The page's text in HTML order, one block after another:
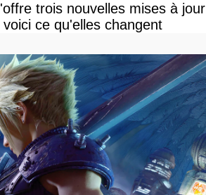
trois nouvelles mises à jour
ce qu'elles changent